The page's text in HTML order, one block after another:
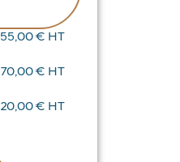
55,00 € HT
70,00 € HT
20,00 € HT